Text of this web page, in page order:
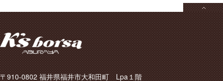
〒910-0802 福井県福井市大和田町 Lpa１階